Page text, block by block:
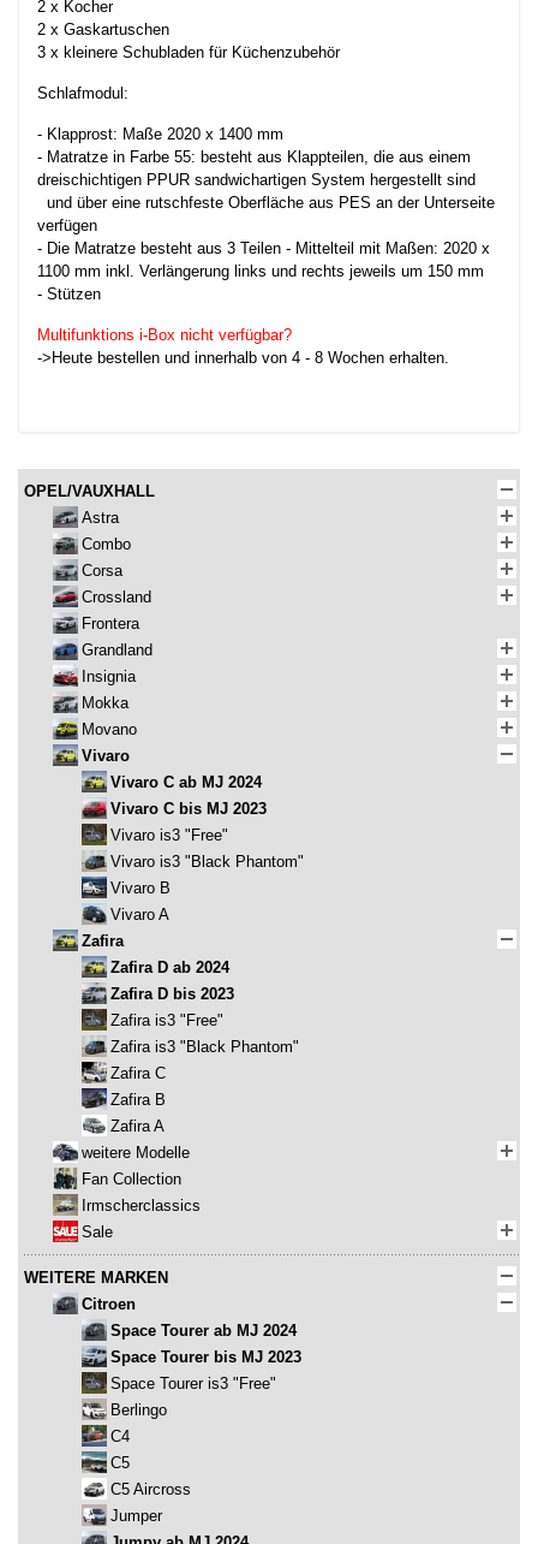
2 x Kocher
2 x Gaskartuschen
3 x kleinere Schubladen für Küchenzubehör
Schlafmodul:
- Klapprost: Maße 2020 x 1400 mm
- Matratze in Farbe 55: besteht aus Klappteilen, die aus einem
dreischichtigen PPUR sandwichartigen System hergestellt sind
und über eine rutschfeste Oberfläche aus PES an der Unterseite
verfügen
- Die Matratze besteht aus 3 Teilen - Mittelteil mit Maßen: 2020 x
1100 mm inkl. Verlängerung links und rechts jeweils um 150 mm
- Stützen
Multifunktions i-Box nicht verfügbar?
->Heute bestellen und innerhalb von 4 - 8 Wochen erhalten.
OPEL/VAUXHALL
Astra
Combo
Corsa
Crossland
Frontera
Grandland
Insignia
Mokka
Movano
Vivaro
Vivaro C ab MJ 2024
Vivaro C bis MJ 2023
Vivaro is3 "Free"
Vivaro is3 "Black Phantom"
Vivaro B
Vivaro A
Zafira
Zafira D ab 2024
Zafira D bis 2023
Zafira is3 "Free"
Zafira is3 "Black Phantom"
Zafira C
Zafira B
Zafira A
weitere Modelle
Fan Collection
Irmscherclassics
Sale
WEITERE MARKEN
Citroen
Space Tourer ab MJ 2024
Space Tourer bis MJ 2023
Space Tourer is3 "Free"
Berlingo
C4
C5
C5 Aircross
Jumper